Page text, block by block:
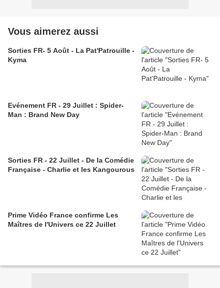
Vous aimerez aussi
Sorties FR- 5 Août - La Pat'Patrouille -
Kyma
Evénement FR - 29 Juillet : Spider-
Man : Brand New Day
Sorties FR - 22 Juillet - De la Comédie
Française - Charlie et les Kangourous
Prime Vidéo France confirme Les
Maîtres de l'Univers ce 22 Juillet